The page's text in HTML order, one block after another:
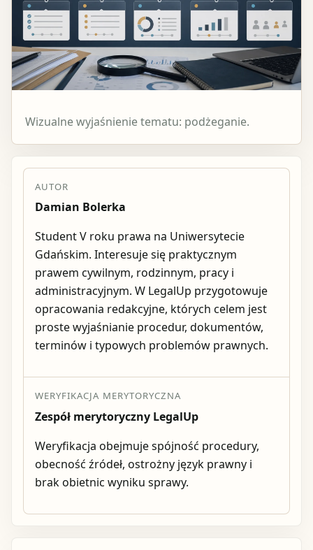
Wizualne wyjaśnienie tematu: podżeganie.
AUTOR
Damian Bolerka
Student V roku prawa na Uniwersytecie
Gdańskim. Interesuje się praktycznym
prawem cywilnym, rodzinnym, pracy i
administracyjnym. W LegalUp przygotowuje
opracowania redakcyjne, których celem jest
proste wyjaśnianie procedur, dokumentów,
terminów i typowych problemów prawnych.
WERYFIKACJA MERYTORYCZNA
Zespół merytoryczny LegalUp
Weryfikacja obejmuje spójność procedury,
obecność źródeł, ostrożny język prawny i
brak obietnic wyniku sprawy.